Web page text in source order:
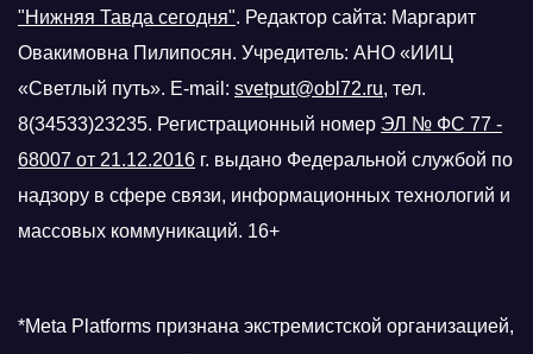
"Нижняя Тавда сегодня". Редактор сайта: Маргарит
Овакимовна Пилипосян. Учредитель: АНО «ИИЦ
«Светлый путь». E-mail: svetput@obl72.ru, тел.
8(34533)23235. Регистрационный номер ЭЛ № ФС 77 -
68007 от 21.12.2016 г. выдано Федеральной службой по
надзору в сфере связи, информационных технологий и
массовых коммуникаций. 16+
*Meta Platforms признана экстремистской организацией,